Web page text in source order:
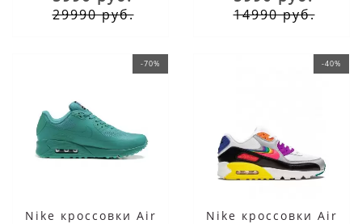
29990 руб. 14990 руб.
-70%
Nike кроссовки Air
-40%
Nike кроссовки Air